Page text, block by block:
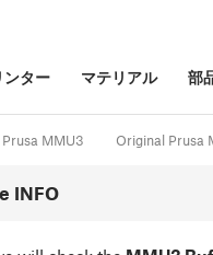
ター マテリアル 部
MMU3 Original Prusa
INFO